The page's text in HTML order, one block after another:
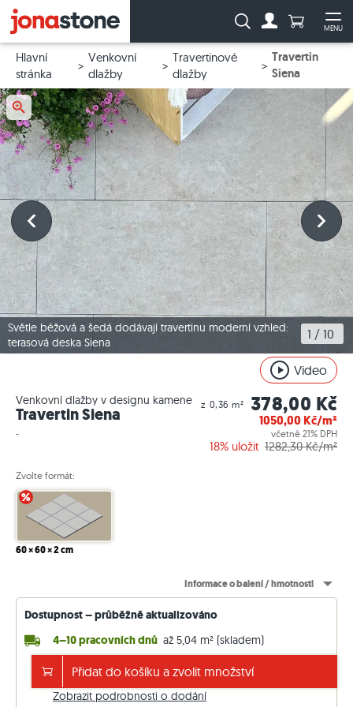
MENU
Vyhledávání:Počet
Hlavní
stránka
Venkovní
dlažby
Travertinové
dlažby
Travertin
Siena
Světle béžová a šedá dodávají travertinu moderní vzhled:
terasová deska Siena
1 / 10
Video
Venkovní dlažby v designu kamene
Travertin Siena
-
z 0,36 m² 378,00 Kč
1050,00 Kč/m²
včetně 21% DPH
18% uložit 1282,30 Kč/m²
Zvolte formát:
60 × 60 × 2 cm
%
Informace o balení / hmotnosti
Dostupnost – průběžně aktualizováno
4–10 pracovních dnů až 5,04 m² (skladem)
jinak 5.000 Kč. Ceny včetně 21 % DPH.
Zobrazit podrobnosti o dodání
Přidat do košíku a zvolit množství